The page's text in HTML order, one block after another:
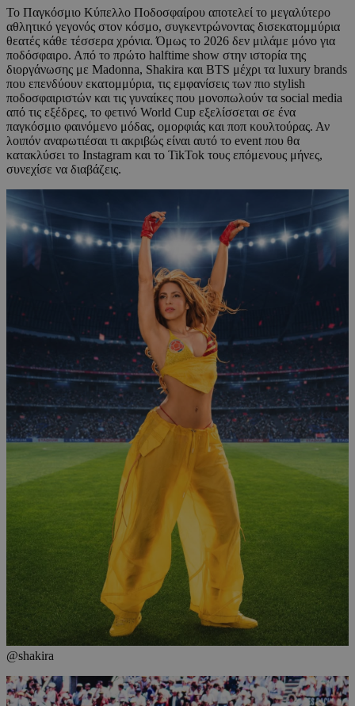
Το Παγκόσμιο Κύπελλο Ποδοσφαίρου αποτελεί το μεγαλύτερο
αθλητικό γεγονός στον κόσμο, συγκεντρώνοντας δισεκατομμύρια
θεατές κάθε τέσσερα χρόνια. Όμως το 2026 δεν μιλάμε μόνο για
ποδόσφαιρο. Από το πρώτο halftime show στην ιστορία της
διοργάνωσης με Madonna, Shakira και BTS μέχρι τα luxury brands
που επενδύουν εκατομμύρια, τις εμφανίσεις των πιο stylish
ποδοσφαιριστών και τις γυναίκες που μονοπωλούν τα social media
από τις εξέδρες, το φετινό World Cup εξελίσσεται σε ένα
παγκόσμιο φαινόμενο μόδας, ομορφιάς και ποπ κουλτούρας. Αν
λοιπόν αναρωτιέσαι τι ακριβώς είναι αυτό το event που θα
κατακλύσει το Instagram και το TikTok τους επόμενους μήνες,
συνεχίσε να διαβάζεις.
@shakira